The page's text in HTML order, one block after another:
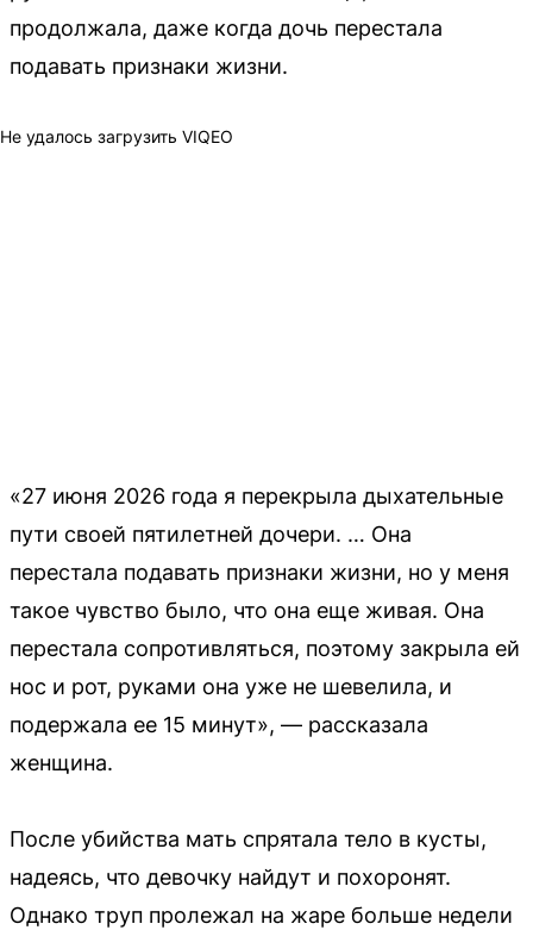
продолжала, даже когда дочь перестала
подавать признаки жизни.
Не удалось загрузить VIQEO
«27 июня 2026 года я перекрыла дыхательные
пути своей пятилетней дочери. … Она
перестала подавать признаки жизни, но у меня
такое чувство было, что она еще живая. Она
перестала сопротивляться, поэтому закрыла ей
нос и рот, руками она уже не шевелила, и
подержала ее 15 минут», — рассказала
женщина.
После убийства мать спрятала тело в кусты,
надеясь, что девочку найдут и похоронят.
Однако труп пролежал на жаре больше недели